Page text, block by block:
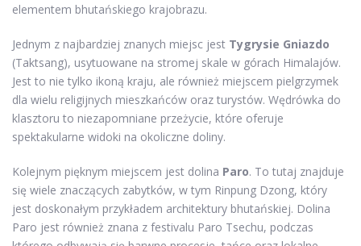
elementem bhutańskiego krajobrazu.
Jednym z najbardziej znanych miejsc jest Tygrysie Gniazdo
(Taktsang), usytuowane na stromej skale w górach Himalajów.
Jest to nie tylko ikoną kraju, ale również miejscem pielgrzymek
dla wielu religijnych mieszkańców oraz turystów. Wędrówka do
klasztoru to niezapomniane przeżycie, które oferuje
spektakularne widoki na okoliczne doliny.
Kolejnym pięknym miejscem jest dolina Paro. To tutaj znajduje
się wiele znaczących zabytków, w tym Rinpung Dzong, który
jest doskonałym przykładem architektury bhutańskiej. Dolina
Paro jest również znana z festivalu Paro Tsechu, podczas